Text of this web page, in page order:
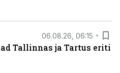
06.08.26, 06:15
Tallinnas ja Tartus eriti